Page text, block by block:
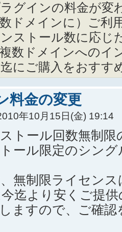
グインの料金が変
ドメインに）ご利
ストール数に応じ
数ドメインへのイ
にご購入をおすす
料金の変更
年10月15日(金) 19:14
トール回数無制
ール限定のシン
無制限ライセン
迄より安くご提
ますので、ご確